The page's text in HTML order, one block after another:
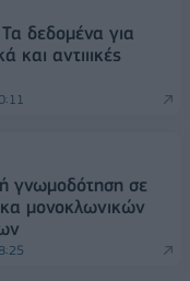
δεδομένα για
και αντιιικές
γνωμοδότηση σε
μονοκλωνικών